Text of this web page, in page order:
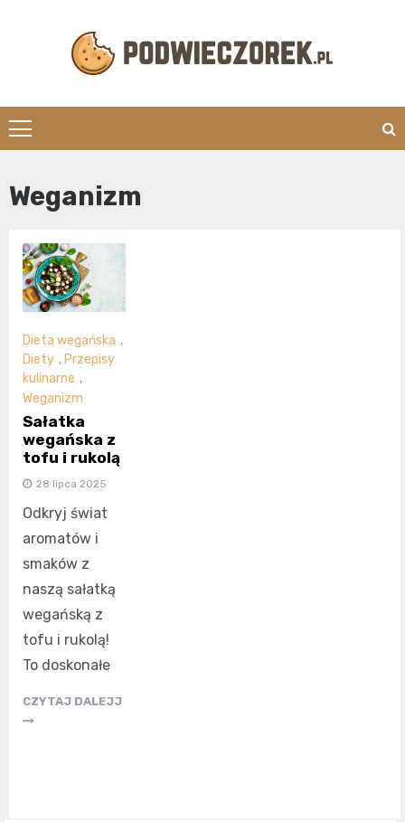
Weganizm
Dieta wegańska ,
Diety , Przepisy
kulinarne ,
Weganizm
Sałatka
wegańska z
tofu i rukolą
28 lipca 2025
Odkryj świat
aromatów i
smaków z
naszą sałatką
wegańską z
tofu i rukolą!
To doskonałe
CZYTAJ DALEJJ